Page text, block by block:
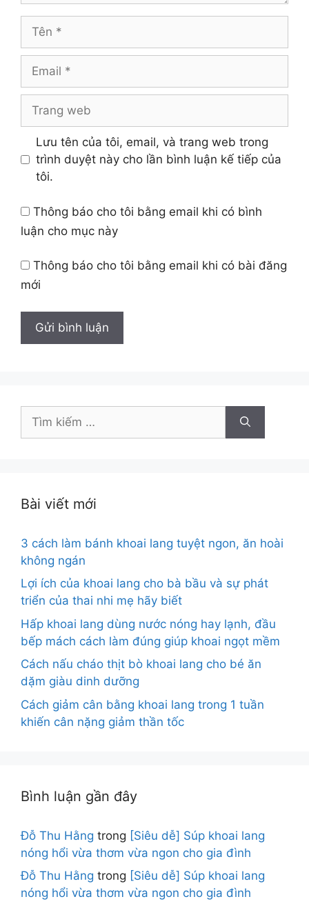
Tên
Email
Trang
Lưu tên của tôi, email, và trang web trong
trình duyệt này cho lần bình luận kế tiếp của
tôi.
Thông báo cho tôi bằng email khi có bình
luận cho mục này
Thông báo cho tôi bằng email khi có bài đăng
mới
Tìm
kiếm
Bài viết mới
3 cách làm bánh khoai lang tuyệt ngon, ăn hoài
không ngán
Lợi ích của khoai lang cho bà bầu và sự phát
triển của thai nhi mẹ hãy biết
Hấp khoai lang dùng nước nóng hay lạnh, đầu
bếp mách cách làm đúng giúp khoai ngọt mềm
Cách nấu cháo thịt bò khoai lang cho bé ăn
dặm giàu dinh dưỡng
Cách giảm cân bằng khoai lang trong 1 tuần
khiến cân nặng giảm thần tốc
Bình luận gần đây
Đỗ Thu Hằng trong [Siêu dễ] Súp khoai lang
nóng hổi vừa thơm vừa ngon cho gia đình
Đỗ Thu Hằng trong [Siêu dễ] Súp khoai lang
nóng hổi vừa thơm vừa ngon cho gia đình